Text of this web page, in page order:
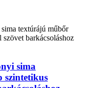
sima
szintetikus